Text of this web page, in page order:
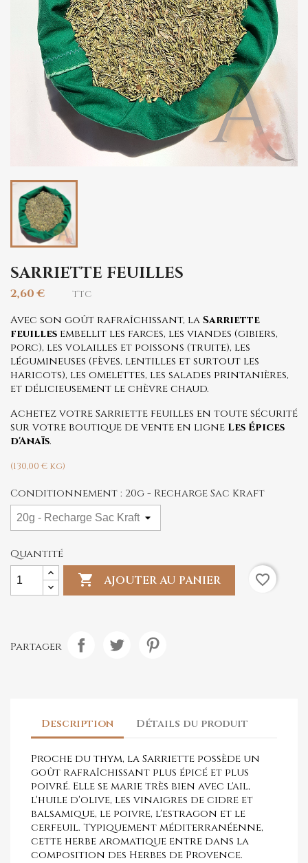
SARRIETTE FEUILLES
2,60 € TTC
Avec son goût rafraîchissant, laSarriette
feuilles embellit les farces, les viandes (gibiers,
porc), les volailles et poissons (truite), les
légumineuses (fèves, lentilles et surtout les
haricots), les omelettes, les salades printanières,
et délicieusement le chèvre chaud.
Achetez votre Sarriette feuilles en toute sécurité
sur votre boutique de vente en ligne Les Épices
d'Anaïs.
(130,00 € kg)
Conditionnement : 20g - Recharge Sac Kraft
Quantité
 AJOUTER AU PANIER favorite_border
Partager
Description Détails du produit
Proche du thym, la Sarriette possède un
goût rafraîchissant plus épicé et plus
poivré. Elle se marie très bien avec l'ail,
l'huile d'olive, les vinaigres de cidre et
balsamique, le poivre, l'estragon et le
cerfeuil. Typiquement méditerranéenne,
cette herbe aromatique entre dans la
composition des Herbes de Provence.